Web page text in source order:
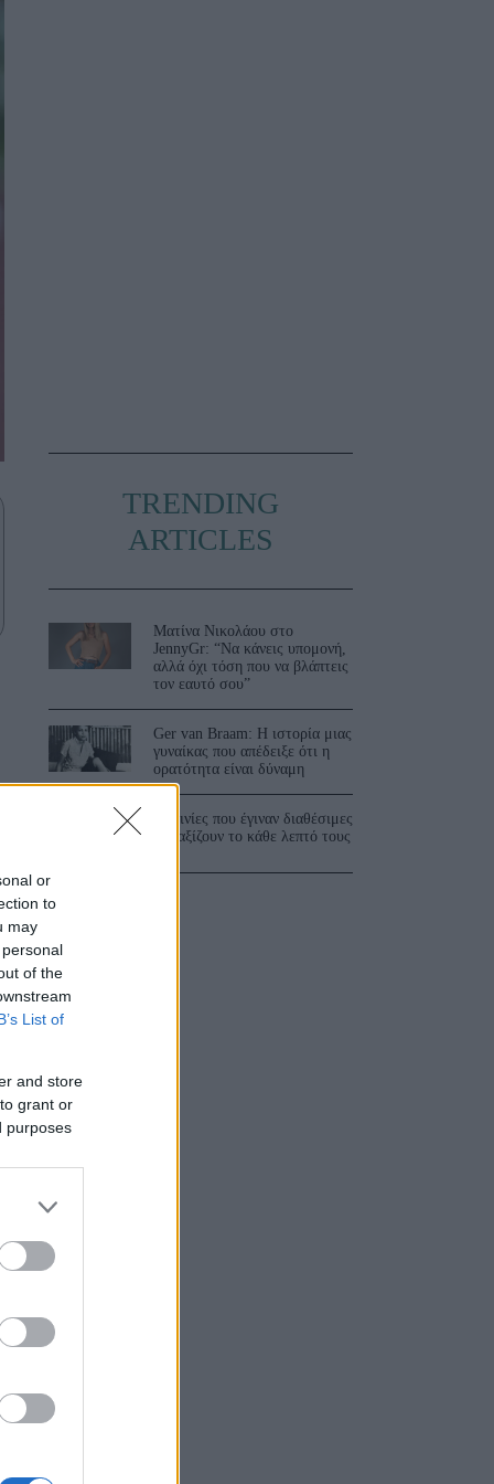
or
to
may
of the
List of
and store
grant or
purposes
TRENDING
ARTICLES
Ματίνα Νικολάου στο
JennyGr: “Να κάνεις υπομονή,
αλλά όχι τόση που να βλάπτεις
τον εαυτό σου”
Ger van Braam: Η ιστορία μιας
γυναίκας που απέδειξε ότι η
ορατότητα είναι δύναμη
3 ταινίες που έγιναν διαθέσιμες
και αξίζουν το κάθε λεπτό τους